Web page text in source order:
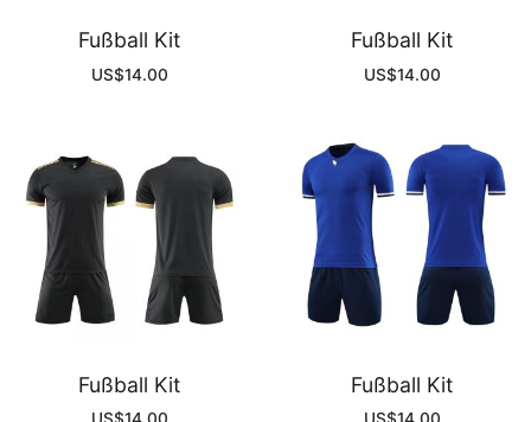
Fußball Kit
US$14.00
Fußball Kit
US$14.00
Fußball Kit Fußball Kit